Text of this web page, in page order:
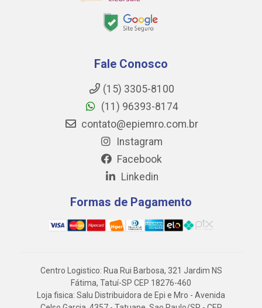
Fale Conosco
(15) 3305-8100
(11) 96393-8174
contato@epiemro.com.br
Instagram
Facebook
Linkedin
Formas de Pagamento
Centro Logistico: Rua Rui Barbosa, 321 Jardim NS
Fátima, Tatuí-SP CEP 18276-460
Loja fisica: Salu Distribuidora de Epi e Mro - Avenida